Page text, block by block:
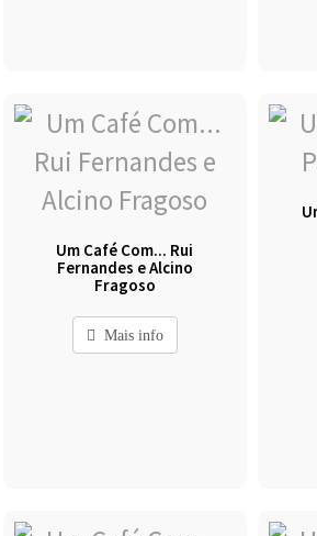
Um Café Com... Rui
Fernandes e Alcino
Fragoso
Mais info